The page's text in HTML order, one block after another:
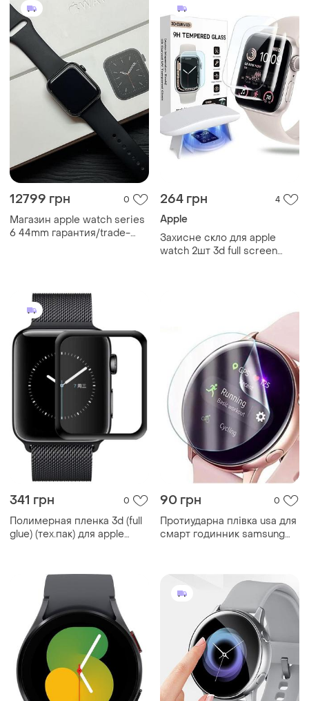
12799 грн 0
Maгaзин apple watch series
6 44mm гарантия/trade-
264 грн 4
Apple
Захисне скло для apple
watch 2шт 3d full screen
341 грн 0
Полимерная пленка 3d (full
glue) (тех.пак) для apple
90 грн 0
Протиударна плівка usa для
смарт годинник samsung